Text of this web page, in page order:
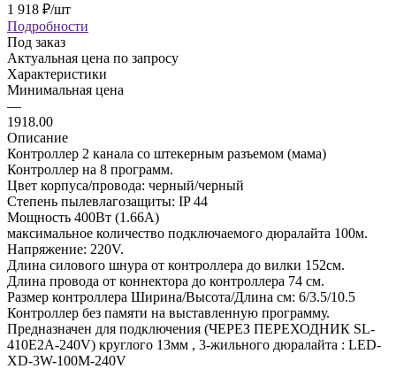
1 918 ₽/шт
Подробности
Под заказ
Актуальная цена по запросу
Характеристики
Минимальная цена
—
1918.00
Описание
Контроллер 2 канала со штекерным разъемом (мама)
Контроллер на 8 программ.
Цвет корпуса/провода: черный/черный
Степень пылевлагозащиты: IP 44
Мощность 400Вт (1.66А)
максимальное количество подключаемого дюралайта 100м.
Напряжение: 220V.
Длина силового шнура от контроллера до вилки 152см.
Длина провода от коннектора до контроллера 74 см.
Размер контроллера Ширина/Высота/Длина см: 6/3.5/10.5
Контроллер без памяти на выставленную программу.
Предназначен для подключения (ЧЕРЕЗ ПЕРЕХОДНИК SL-
410E2A-240V) круглого 13мм , 3-жильного дюралайта : LED-
XD-3W-100M-240V